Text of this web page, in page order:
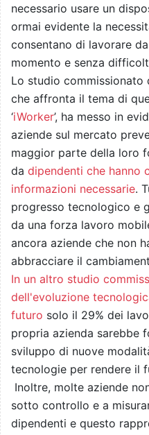
necessario usare un
ormai evidente la
consentano di lavorare
momento e senza
Lo studio commissionato
che affronta il tema di
‘iWorker’, ha messo in
aziende sul mercato
maggior parte della loro
da dipendenti che hanno
informazioni necessarie.
progresso tecnologico e
da una forza lavoro
ancora aziende che non
abbracciare il
In un altro studio
dell'evoluzione
futuro solo il 29% dei
propria azienda sarebbe
sviluppo di nuove
tecnologie per rendere il
Inoltre, molte aziende
sotto controllo e a
dipendenti e questo